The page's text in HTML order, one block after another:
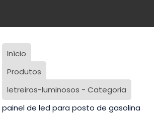
Início
Produtos
letreiros-luminosos - Categoria
painel de led para posto de gasolina